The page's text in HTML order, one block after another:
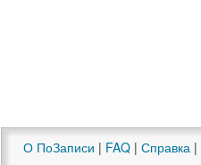
О ПоЗаписи | FAQ | Справка |